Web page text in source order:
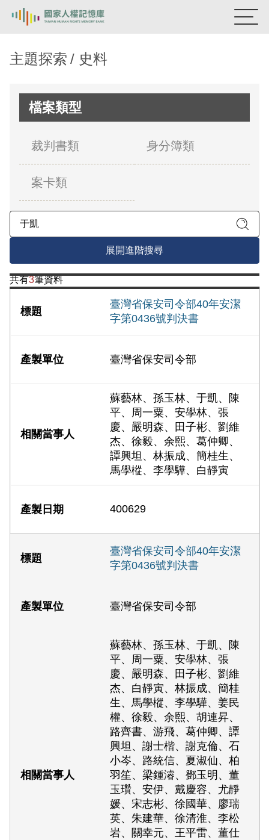
新生訓導處
關於我們
意見信箱
主題探索 史料
檔案類型
裁判書類 身分簿類
案卡類
展開進階搜尋
共有3筆資料
臺灣省保安司令部40年安潔
字第0436號判決書
臺灣省保安司令部
蘇藝林、孫玉林、于凱、陳
平、周一粟、安學林、張
慶、嚴明森、田子彬、劉維
杰、徐毅、余熙、葛仲卿、
譚興坦、林振成、簡桂生、
馬學樅、李學驊、白靜寅
400629
臺灣省保安司令部40年安潔
字第0436號判決書
臺灣省保安司令部
蘇藝林、孫玉林、于凱、陳
平、周一粟、安學林、張
慶、嚴明森、田子彬、劉維
杰、白靜寅、林振成、簡桂
生、馬學樅、李學驊、姜民
權、徐毅、余熙、胡連昇、
路齊書、游飛、葛仲卿、譚
興坦、謝士楷、謝克倫、石
小岑、路統信、夏淑仙、柏
羽笙、梁鍾濬、鄧玉明、董
玉瓚、安伊、戴慶容、尤靜
媛、宋志彬、徐國華、廖瑞
英、朱建華、徐清淮、李松
岩、關幸元、王平雷、董仕